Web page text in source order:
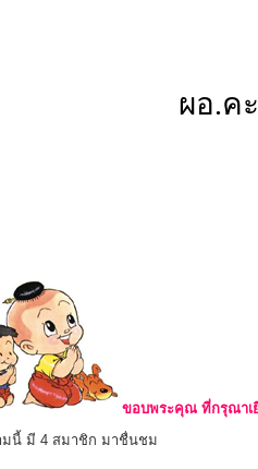
ผอ.ค
ขอบพระคุณ ที่กรุณาเ
มนี้ มี 4 สมาชิก มาชื่นชม